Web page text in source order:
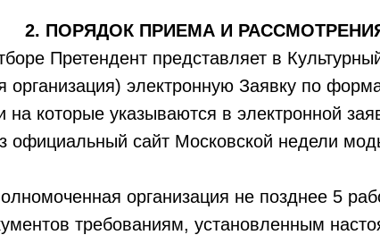
2. ПОРЯДОК ПРИЕМА И
Претендент представляет в
электронную Заявку по
на которые указываются в электронной
официальный сайт Московской недели
организация не позднее 5
требованиям, установленным